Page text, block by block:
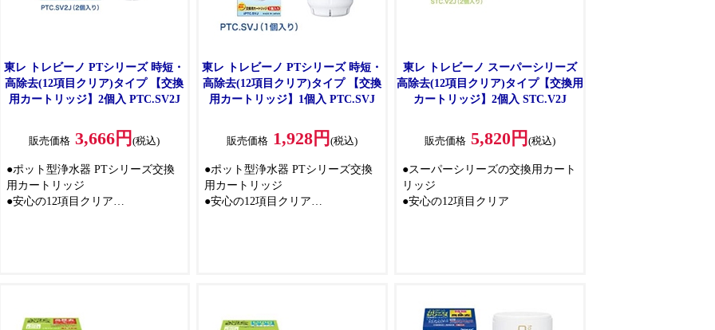
東レ トレビーノ PTシリーズ 時短・
高除去(12項目クリア)タイプ 【交換
用カートリッジ】2個入 PTC.SV2J
販売価格 3,666円(税込)
●ポット型浄水器 PTシリーズ交換
用カートリッジ
●安心の12項目クリア
東レ トレビーノ PTシリーズ 時短・
高除去(12項目クリア)タイプ 【交換
用カートリッジ】1個入 PTC.SVJ
販売価格 1,928円(税込)
●ポット型浄水器 PTシリーズ交換
用カートリッジ
●安心の12項目クリア
東レ トレビーノ スーパーシリーズ
高除去(12項目クリア)タイプ【交換用
カートリッジ】2個入 STC.V2J
販売価格 5,820円(税込)
●スーパーシリーズの交換用カート
リッジ
●安心の12項目クリア